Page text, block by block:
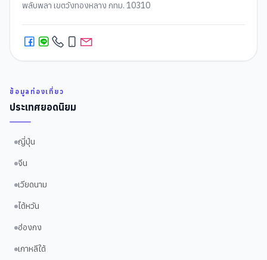
พลับพลา เขตวังทองหลาง กทม. 10310
ข้อมูลท่องเที่ยว
ประเทศยอดนิยม
ญี่ปุ่น
จีน
เวียดนาม
ไต้หวัน
ฮ่องกง
เกาหลีใต้